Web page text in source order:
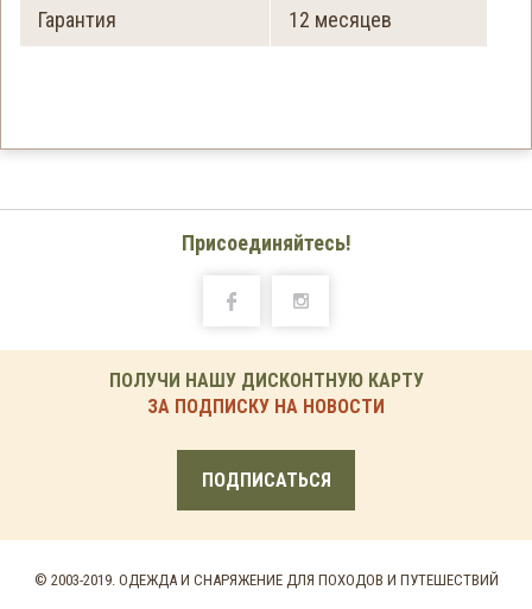
Гарантия 12 месяцев
Присоединяйтесь!
ПОЛУЧИ НАШУ ДИСКОНТНУЮ КАРТУ
ЗА ПОДПИСКУ НА НОВОСТИ
ПОДПИСАТЬСЯ
© 2003-2019. ОДЕЖДА И СНАРЯЖЕНИЕ ДЛЯ ПОХОДОВ И ПУТЕШЕСТВИЙ